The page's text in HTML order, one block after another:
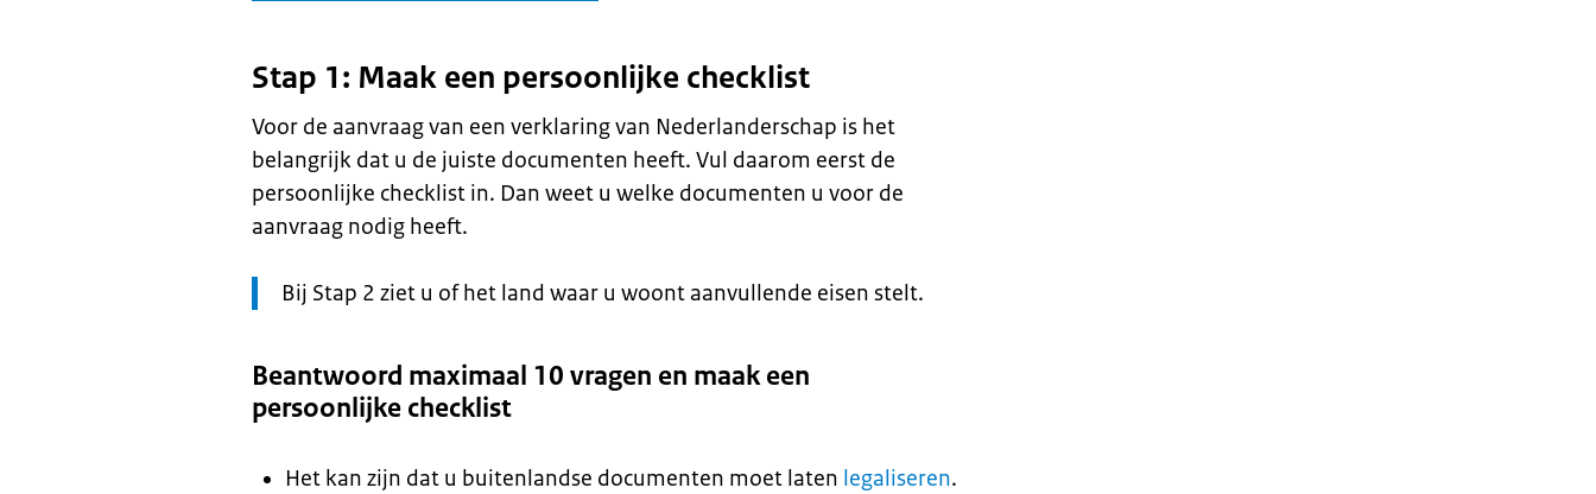
Stap 1: Maak een persoonlijke checklist
Voor de aanvraag van een verklaring van Nederlanderschap is het
belangrijk dat u de juiste documenten heeft. Vul daarom eerst de
persoonlijke checklist in. Dan weet u welke documenten u voor de
aanvraag nodig heeft.
Let
Bij Stap 2 ziet u of het land waar u woont aanvullende eisen stelt.
Beantwoord maximaal 10 vragen en maak een
persoonlijke checklist
Het kan zijn dat u buitenlandse documenten moet laten legaliseren.